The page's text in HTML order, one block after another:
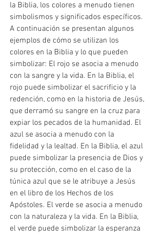
la Biblia, los colores a menudo tienen
simbolismos y significados específicos.
A continuación se presentan algunos
ejemplos de cómo se utilizan los
colores en la Biblia y lo que pueden
simbolizar: El rojo se asocia a menudo
con la sangre y la vida. En la Biblia, el
rojo puede simbolizar el sacrificio y la
redención, como en la historia de Jesús,
que derramó su sangre en la cruz para
expiar los pecados de la humanidad. El
azul se asocia a menudo con la
fidelidad y la lealtad. En la Biblia, el azul
puede simbolizar la presencia de Dios y
su protección, como en el caso de la
túnica azul que se le atribuye a Jesús
en el libro de los Hechos de los
Apóstoles. El verde se asocia a menudo
con la naturaleza y la vida. En la Biblia,
el verde puede simbolizar la esperanza